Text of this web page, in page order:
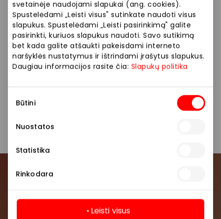
svetainėje naudojami slapukai (ang. cookies).
Spustelėdami „Leisti visus" sutinkate naudoti visus
slapukus. Spustelėdami „Leisti pasirinkimą" galite
pasirinkti, kuriuos slapukus naudoti. Savo sutikimą
bet kada galite atšaukti pakeisdami interneto
naršyklės nustatymus ir ištrindami įrašytus slapukus.
Daugiau informacijos rasite čia: Slapukų politika
pasirinkimas
Būtini
Nuostatos
Statistika
Rinkodara
Leisti visus
09–21 val.;
„Geros dovanos“ biure adresu J. Jasinskio g. 16A,
Vilnius (I–IV 8–17 val., V 8–16 val.);
paštomatuose ir per kurjerius. Daugiau
informacijos rasiteČIA.
AKROPOLIO dovanų kortelės galiojimą ir vertę arba
o galiojimą pratęsti
Prisijunkite prie mūsų
bendruomenės